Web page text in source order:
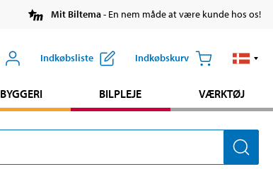
Mit Biltema- En nem måde at være kunde hos os!
Indkøbsliste Indkøbskurv
BYGGERI BILPLEJE VÆRKTØJ